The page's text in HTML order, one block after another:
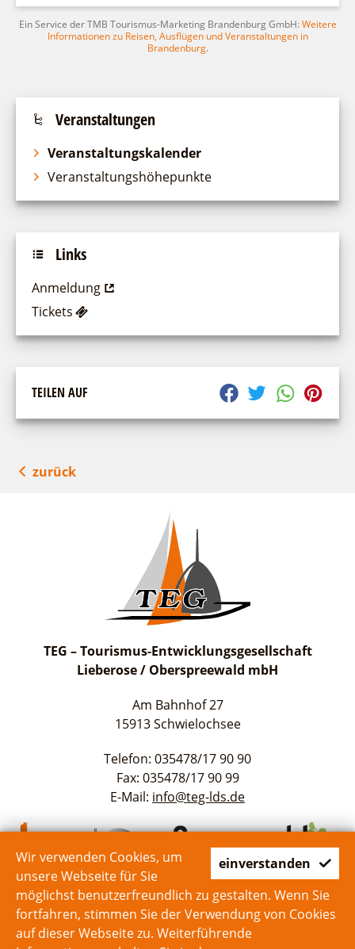
einverstanden
Wir verwenden Cookies, um
unsere Webseite für Sie
möglichst benutzerfreundlich zu gestalten. Wenn Sie
fortfahren, stimmen Sie der Verwendung von Cookies
auf dieser Webseite zu. Weiterführende
Ein Service der TMB Tourismus-Marketing Brandenburg GmbH:Weitere
Informationen zu Reisen, Ausflügen und Veranstaltungen in
Brandenburg.
Veranstaltungen
Veranstaltungskalender
Veranstaltungshöhepunkte
Links
Anmeldung
Tickets
TEILEN AUF
zurück
TEG – Tourismus-Entwicklungsgesellschaft
Lieberose / Oberspreewald mbH
Am Bahnhof 27
15913 Schwielochsee
Telefon: 035478/17 90 90
Fax: 035478/17 90 99
E-Mail: info@teg-lds.de
Start Kontakt Impressum Datenschutz